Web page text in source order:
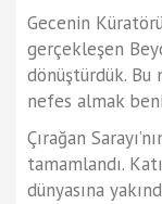
Gecenin
gerçekleşen
dönüştürdük.
nefes almak
Çırağan
tamamlandı.
dünyasına